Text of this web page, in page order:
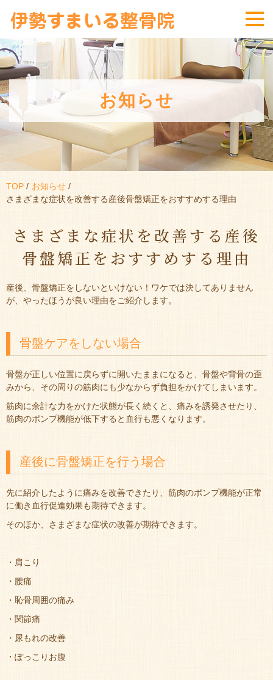
お知らせ
TOP
お知らせ
さまざまな症状を改善する産後骨盤矯正をおすすめする理由
さまざまな症状を改善する産後
骨盤矯正をおすすめする理由
産後、骨盤矯正をしないといけない！ワケでは決してありません
が、やったほうが良い理由をご紹介します。
骨盤ケアをしない場合
骨盤が正しい位置に戻らずに開いたままになると、骨盤や背骨の歪
みから、その周りの筋肉にも少なからず負担をかけてしまいます。
筋肉に余計な力をかけた状態が長く続くと、痛みを誘発させたり、
筋肉のポンプ機能が低下すると血行も悪くなります。
産後に骨盤矯正を行う場合
先に紹介したように痛みを改善できたり、筋肉のポンプ機能が正常
に働き血行促進効果も期待できます。
そのほか、さまざまな症状の改善が期待できます。
・肩こり
・腰痛
・恥骨周囲の痛み
・関節痛
・尿もれの改善
・ぽっこりお腹